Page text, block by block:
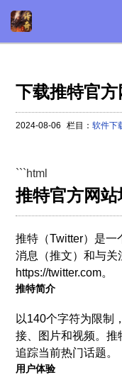
下载推特官
2024-08-06 栏目：软件下
```html
推特官方网站
推特（Twitter）是一
消息（推文）和与关
https://twitter.com。
推特简介
以140个字符为限制
接、图片和视频。推
追踪当前热门话题。
用户体验